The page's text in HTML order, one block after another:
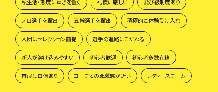
私生活・態度に重きを置く 礼儀に厳しい 飛び級制度あり
プロ選手を輩出 五輪選手を輩出 積極的に体験受け入れ
入団はセレクション前提 選手の進路にこだわる
新人が溶け込みやすい 初心者歓迎 初心者多数在籍
育成に自信あり コーチとの距離感が近い レディースチーム